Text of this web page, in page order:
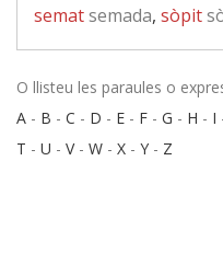
sematsemada, sòpit
O llisteu les paraules o
A - B - C - D - E - F - G - H - I
T - U - V- W - X - Y - Z